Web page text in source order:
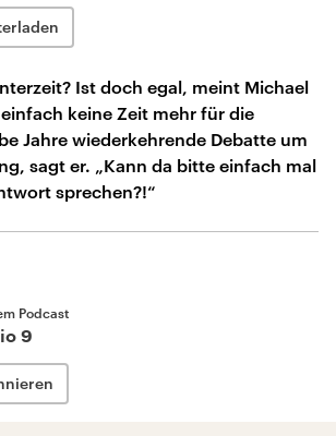
Ist doch egal, meint Michael
keine Zeit mehr für die
Jahre wiederkehrende Debatte um
sagt er. „Kann da bitte einfach mal
sprechen?!“
Podcast
9